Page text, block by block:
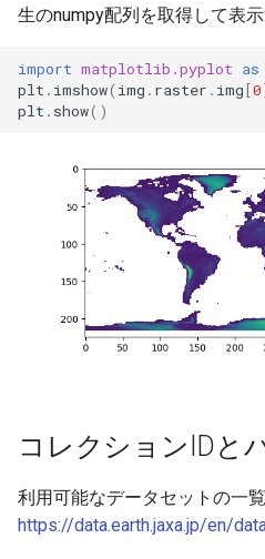
生のnumpy配列を取得して表示
import matplotlib.pyplot as
plt . imshow( img . raster . img[0
plt . show()
コレクションIDと
利用可能なデータセットの一
https://data.earth.jaxa.jp/en/